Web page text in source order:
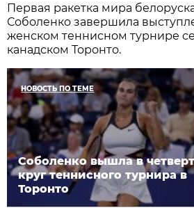
Первая ракетка мира
Соболенко завершила
женском теннисном турнире
канадском Торонто.
НОВОСТЬ ПО ТЕМЕ
Соболенко вышла в
круг теннисного турнира в
Торонто